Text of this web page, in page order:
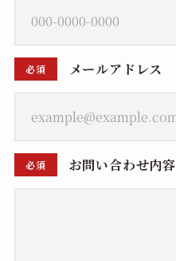
必須 メールアドレス
必須 お問い合わせ内容